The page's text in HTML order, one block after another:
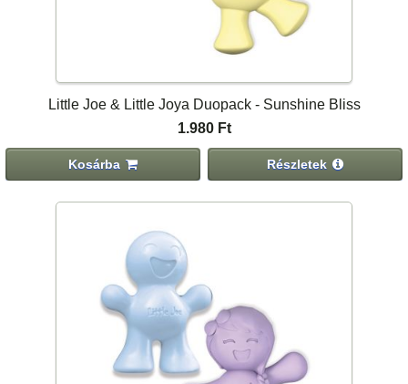
Little Joe & Little Joya Duopack - Sunshine Bliss
1.980 Ft
Kosárba Részletek